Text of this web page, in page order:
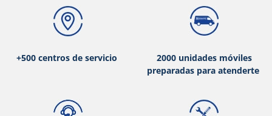
+500 centros de servicio
2000 unidades móviles
preparadas para atenderte